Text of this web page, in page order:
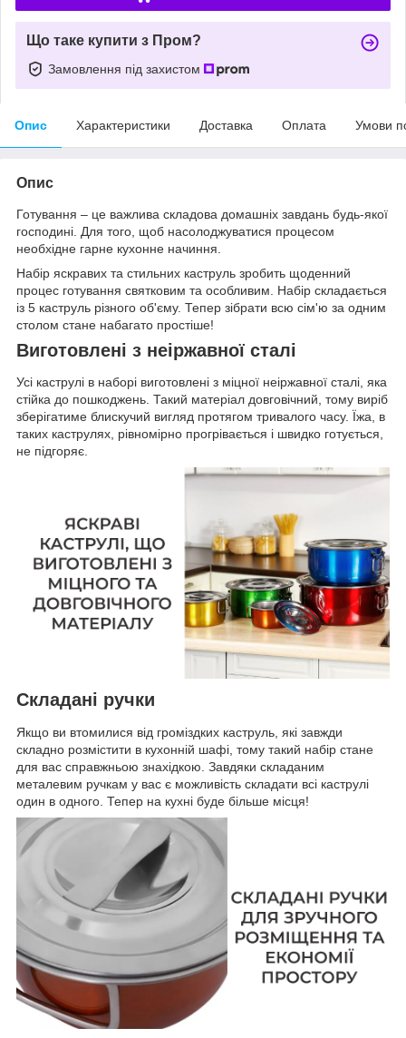
Що таке купити з Пром?
Замовлення під захистом
Опис Характеристики Доставка Оплата Умови
Опис
Готування – це важлива складова домашніх завдань будь-якої
господині. Для того, щоб насолоджуватися процесом
необхідне гарне кухонне начиння.
Набір яскравих та стильних каструль зробить щоденний
процес готування святковим та особливим. Набір складається
із 5 каструль різного об'єму. Тепер зібрати всю сім'ю за одним
столом стане набагато простіше!
Виготовлені з неіржавної сталі
Усі каструлі в наборі виготовлені з міцної неіржавної сталі, яка
стійка до пошкоджень. Такий матеріал довговічний, тому виріб
зберігатиме блискучий вигляд протягом тривалого часу. Їжа, в
таких каструлях, рівномірно прогрівається і швидко готується,
не підгоряє.
Складані ручки
Якщо ви втомилися від громіздких каструль, які завжди
складно розмістити в кухонній шафі, тому такий набір стане
для вас справжньою знахідкою. Завдяки складаним
металевим ручкам у вас є можливість складати всі каструлі
один в одного. Тепер на кухні буде більше місця!